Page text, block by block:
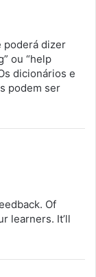
poderá dizer
ou “help
dicionários e
podem ser
Of
learners. It’ll